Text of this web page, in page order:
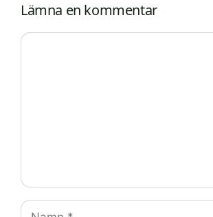
Lämna en kommentar
Kommentar
Namn